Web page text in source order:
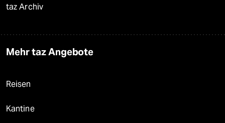
taz Archiv
Mehr taz Angebote
Reisen
Kantine